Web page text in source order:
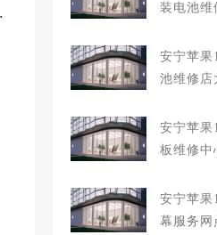
装电池维
安宁苹果
池维修店
安宁苹果
板维修中
安宁苹果
幕服务网